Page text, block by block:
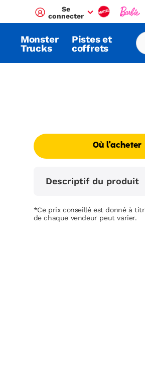
Se
connecter
Monster
Trucks
Pistes et
coffrets
Où l'acheter
Descriptif du produit
*Ce prix conseillé est donné à
de chaque vendeur peut varier.